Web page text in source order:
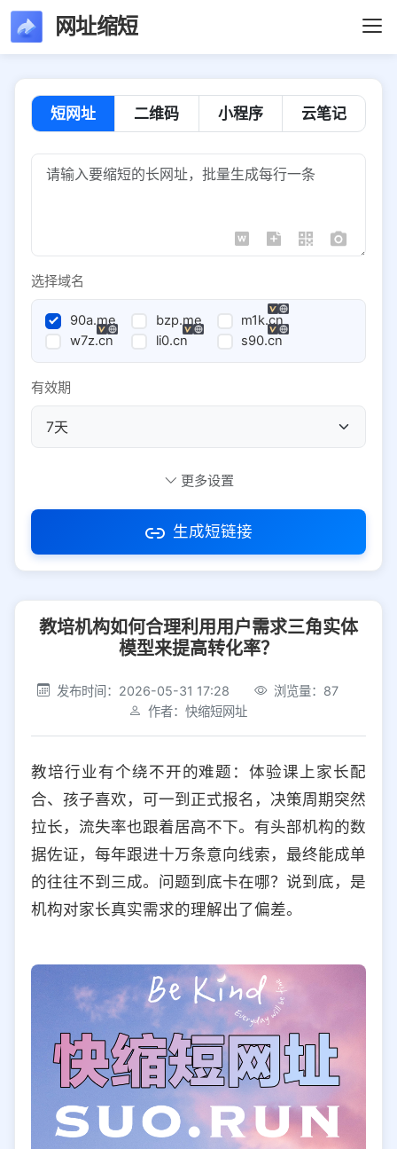
网址缩短
短网址 二维码 小程序 云笔记
选择域名
90a.me bzp.me
m1k.cn
w7z.cn
li0.cn s90.cn
有效期
访问密码
推荐
社交平台 电商平台
选择防红平台类型，避免链接被拦截
平台设置
iOS Android PC 其他
选择允许访问的平台类型
更多设置
生成短链接
教培机构如何合理利用用户需求三角实体
模型来提高转化率？
发布时间：2026-05-31 17:28
浏览量：87
作者：快缩短网址
教培行业有个绕不开的难题：体验课上家长配
合、孩子喜欢，可一到正式报名，决策周期突然
拉长，流失率也跟着居高不下。有头部机构的数
据佐证，每年跟进十万条意向线索，最终能成单
的往往不到三成。问题到底卡在哪？说到底，是
机构对家长真实需求的理解出了偏差。